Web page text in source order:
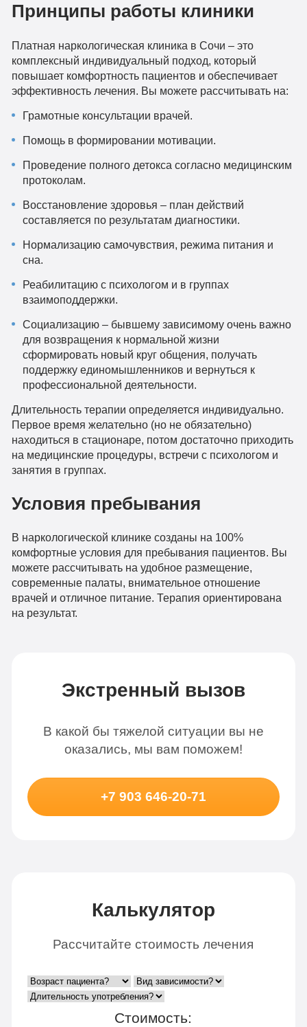
Принципы работы клиники
Платная наркологическая клиника в Сочи – это
комплексный индивидуальный подход, который
повышает комфортность пациентов и обеспечивает
эффективность лечения. Вы можете рассчитывать на:
Грамотные консультации врачей.
Помощь в формировании мотивации.
Проведение полного детокса согласно медицинским
протоколам.
Восстановление здоровья – план действий
составляется по результатам диагностики.
Нормализацию самочувствия, режима питания и
сна.
Реабилитацию с психологом и в группах
взаимоподдержки.
Социализацию – бывшему зависимому очень важно
для возвращения к нормальной жизни
сформировать новый круг общения, получать
поддержку единомышленников и вернуться к
профессиональной деятельности.
Длительность терапии определяется индивидуально.
Первое время желательно (но не обязательно)
находиться в стационаре, потом достаточно приходить
на медицинские процедуры, встречи с психологом и
занятия в группах.
Условия пребывания
В наркологической клинике созданы на 100%
комфортные условия для пребывания пациентов. Вы
можете рассчитывать на удобное размещение,
современные палаты, внимательное отношение
врачей и отличное питание. Терапия ориентирована
на результат.
Экстренный вызов
В какой бы тяжелой ситуации вы не
оказались, мы вам поможем!
+7 903 646-20-71
Калькулятор
Рассчитайте стоимость лечения
Стоимость: